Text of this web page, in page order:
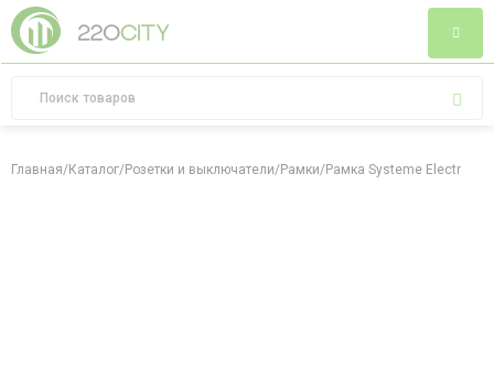
Главная/Каталог/Розетки и выключатели/Рамки/Рамка Systeme Electric